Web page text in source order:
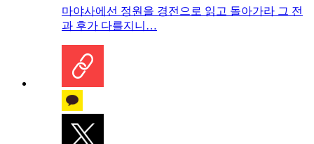
마야사에선 정원을 경전으로 읽고 돌아가라 그 전
과 후가 다를지니…